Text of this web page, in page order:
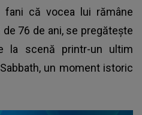
fani că vocea lui rămâne
76 de ani, se pregătește
la scenă printr-un ultim
un moment istoric